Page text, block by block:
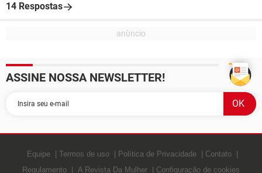
14 Respostas
ASSINE NOSSA NEWSLETTER!
Equipe Termos de uso Política de Privacidade
Contato
Regulamento
A Revista Da Mulher Configuração de cookies